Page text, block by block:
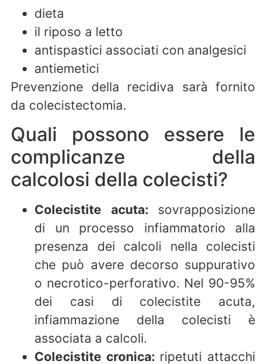
dieta
il riposo a letto
antispastici associati con analgesici
antiemetici
Prevenzione della recidiva sarà fornito
da colecistectomia.
Quali possono essere le
complicanze della
calcolosi della colecisti?
Colecistite acuta: sovrapposizione
di un processo infiammatorio alla
presenza dei calcoli nella colecisti
che può avere decorso suppurativo
o necrotico-perforativo. Nel 90-95%
dei casi di colecistite acuta,
infiammazione della colecisti è
associata a calcoli.
Colecistite cronica: ripetuti attacchi